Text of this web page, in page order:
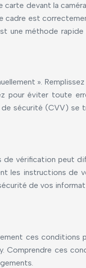
devant la
est
une méthode
».
pour éviter toute
sécurité (CVV) se
vérification peut
les instructions de
de vos
ces
Comprendre ces